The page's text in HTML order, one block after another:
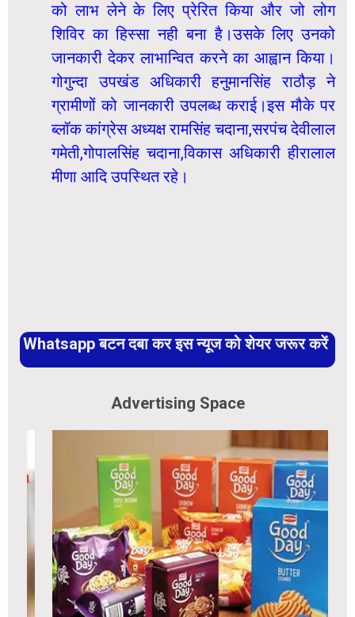
को लाभ लेने के लिए प्रेरित किया और जो लोग
शिविर का हिस्सा नही बना है।उसके लिए उनको
जानकारी देकर लाभान्वित करने का आह्वान किया।
गोगुन्दा उपखंड अधिकारी हनुमानसिंह राठौड़ ने
ग्रामीणों को जानकारी उपलब्ध कराई।इस मौके पर
ब्लॉक कांग्रेस अध्यक्ष रामसिंह चदाना,सरपंच देवीलाल
गमेती,गोपालसिंह चदाना,विकास अधिकारी हीरालाल
मीणा आदि उपस्थित रहे।
Whatsapp बटन दबा कर इस न्यूज को शेयर जरूर करें
Advertising Space